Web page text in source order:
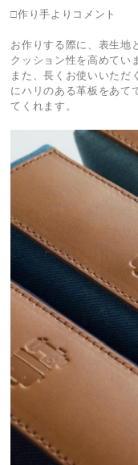
□作り手よりコメント
お作りする際に、表生地
クッション性を高めてい
また、長くお使いいただ
にハリのある革板をあて
てくれます。